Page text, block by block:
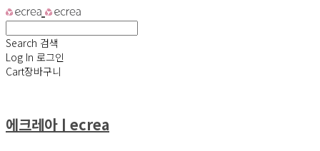
Search 검색
Log In 로그인
Cart장바구니
에크레아ㅣecrea